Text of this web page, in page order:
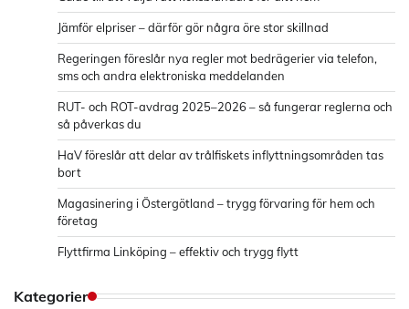
Jämför elpriser – därför gör några öre stor skillnad
Regeringen föreslår nya regler mot bedrägerier via telefon,
sms och andra elektroniska meddelanden
RUT- och ROT-avdrag 2025–2026 – så fungerar reglerna och
så påverkas du
HaV föreslår att delar av trålfiskets inflyttningsområden tas
bort
Magasinering i Östergötland – trygg förvaring för hem och
företag
Flyttfirma Linköping – effektiv och trygg flytt
Kategorier